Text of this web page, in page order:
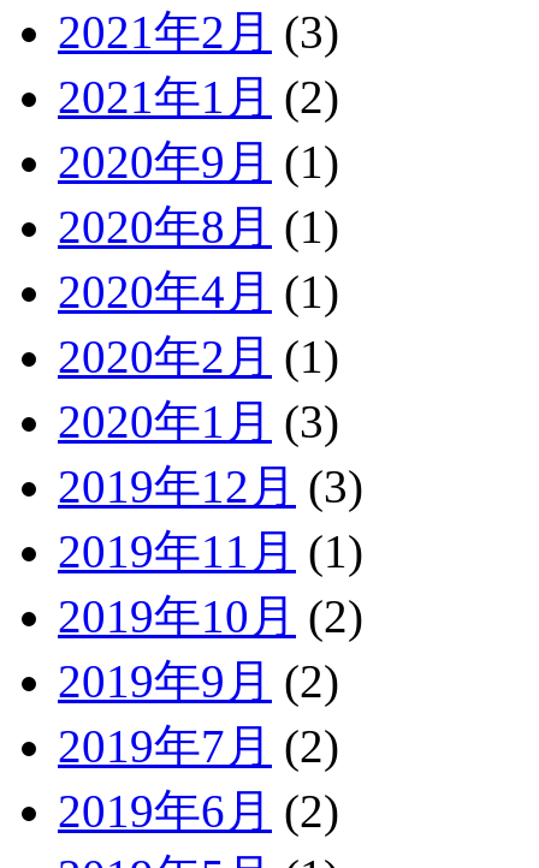
2021年2月 (3)
2021年1月 (2)
2020年9月 (1)
2020年8月 (1)
2020年4月 (1)
2020年2月 (1)
2020年1月 (3)
2019年12月 (3)
2019年11月 (1)
2019年10月 (2)
2019年9月 (2)
2019年7月 (2)
2019年6月 (2)